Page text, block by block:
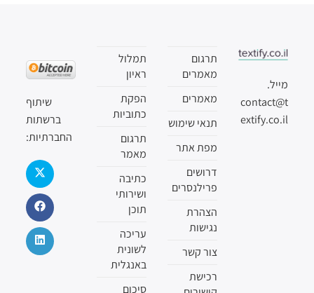
מייל.
contact@t
extify.co.il
תרגום
מאמרים
מאמרים
תנאי שימוש
מפת אתר
דרושים
פרילנסרים
הצהרת
נגישות
צור קשר
רכישת
תמלול
ראיון
הפקת
כתוביות
תרגום
מאמר
כתיבה
ושירותי
תוכן
עריכה
לשונית
באנגלית
סיכום
שיתוף
ברשתות
החברתיות: